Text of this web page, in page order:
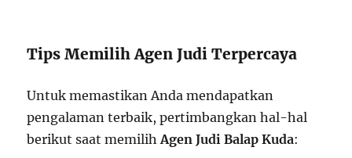
Tips Memilih Agen Judi Terpercaya
Untuk memastikan Anda mendapatkan
pengalaman terbaik, pertimbangkan hal-hal
berikut saat memilihAgen Judi Balap Kuda: